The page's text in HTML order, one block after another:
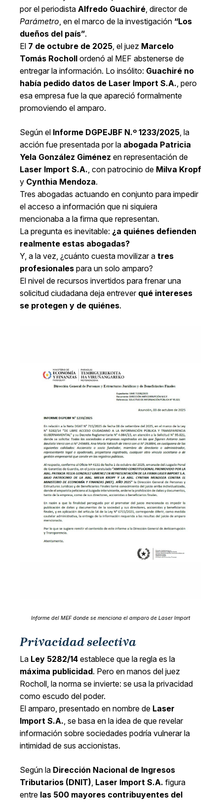
por el periodista Alfredo Guachiré, director de
Parámetro, en el marco de la investigación “Los
dueños del país”.
El 7 de octubre de 2025, el juez Marcelo
Tomás Rocholl ordenó al MEF abstenerse de
entregar la información. Lo insólito: Guachiré no
había pedido datos de Laser Import S.A., pero
esa empresa fue la que apareció formalmente
promoviendo el amparo.
Según el Informe DGPEJBF N.º 1233/2025, la
acción fue presentada por la abogada Patricia
Yela González Giménez en representación de
Laser Import S.A., con patrocinio de Milva Kropf
y Cynthia Mendoza.
Tres abogadas actuando en conjunto para impedir
el acceso a información que ni siquiera
mencionaba a la firma que representan.
La pregunta es inevitable: ¿a quiénes defienden
realmente estas abogadas?
Y, a la vez, ¿cuánto cuesta movilizar a tres
profesionales para un solo amparo?
El nivel de recursos invertidos para frenar una
solicitud ciudadana deja entrever qué intereses
se protegen y de quiénes.
Informe del MEF donde se menciona el amparo de Laser Import
Privacidad selectiva
La Ley 5282/14 establece que la regla es la
máxima publicidad. Pero en manos del juez
Rocholl, la norma se invierte: se usa la privacidad
como escudo del poder.
El amparo, presentado en nombre de Laser
Import S.A., se basa en la idea de que revelar
información sobre sociedades podría vulnerar la
intimidad de sus accionistas.
Según la Dirección Nacional de Ingresos
Tributarios (DNIT), Laser Import S.A. figura
entre las 500 mayores contribuyentes del